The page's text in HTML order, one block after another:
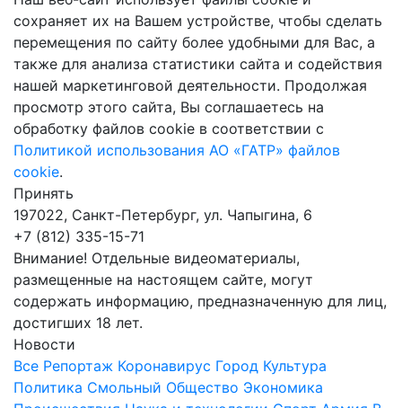
сохраняет их на Вашем устройстве, чтобы сделать
перемещения по сайту более удобными для Вас, а
также для анализа статистики сайта и содействия
нашей маркетинговой деятельности. Продолжая
просмотр этого сайта, Вы соглашаетесь на
обработку файлов cookie в соответствии с
Политикой использования АО «ГАТР» файлов
cookie.
Принять
197022, Санкт-Петербург, ул. Чапыгина, 6
+7 (812) 335-15-71
Внимание! Отдельные видеоматериалы,
размещенные на настоящем сайте, могут
содержать информацию, предназначенную для лиц,
достигших 18 лет.
Новости
Все Репортаж Коронавирус Город Культура
Политика Смольный Общество Экономика